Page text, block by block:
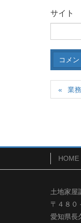
サイト
業
HOME
土地家
〒４８０
愛知県長